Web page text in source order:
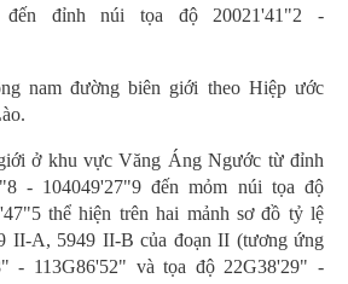
đỉnh núi tọa độ 20021'41"2 -
nam đường biên giới theo Hiệp ước
ở khu vực Văng Áng Ngước từ đỉnh
- 104049'27"9 đến mỏm núi tọa độ
thể hiện trên hai mảnh sơ đồ tỷ lệ
II-A, 5949 II-B của đoạn II (tương ứng
- 113G86'52" và tọa độ 22G38'29" -